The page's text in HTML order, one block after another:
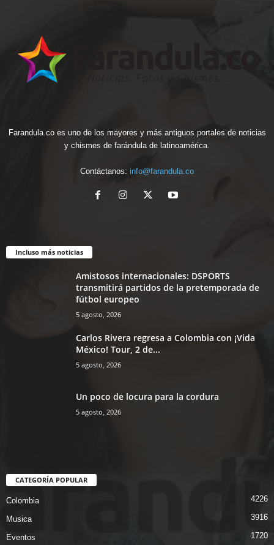
Farandula.co es uno de los mayores y más antiguos portales de noticias
y chismes de farándula de latinoamérica.
Contáctanos: info@farandula.co
Incluso más noticias
Amistosos internacionales: DSPORTS
transmitirá partidos de la pretemporada de
fútbol europeo
5 agosto, 2026
Carlos Rivera regresa a Colombia con ¡Vida
México! Tour, 2 de...
5 agosto, 2026
Un poco de locura para la cordura
5 agosto, 2026
CATEGORÍA POPULAR
Colombia 4226
Musica 3916
Eventos 1720